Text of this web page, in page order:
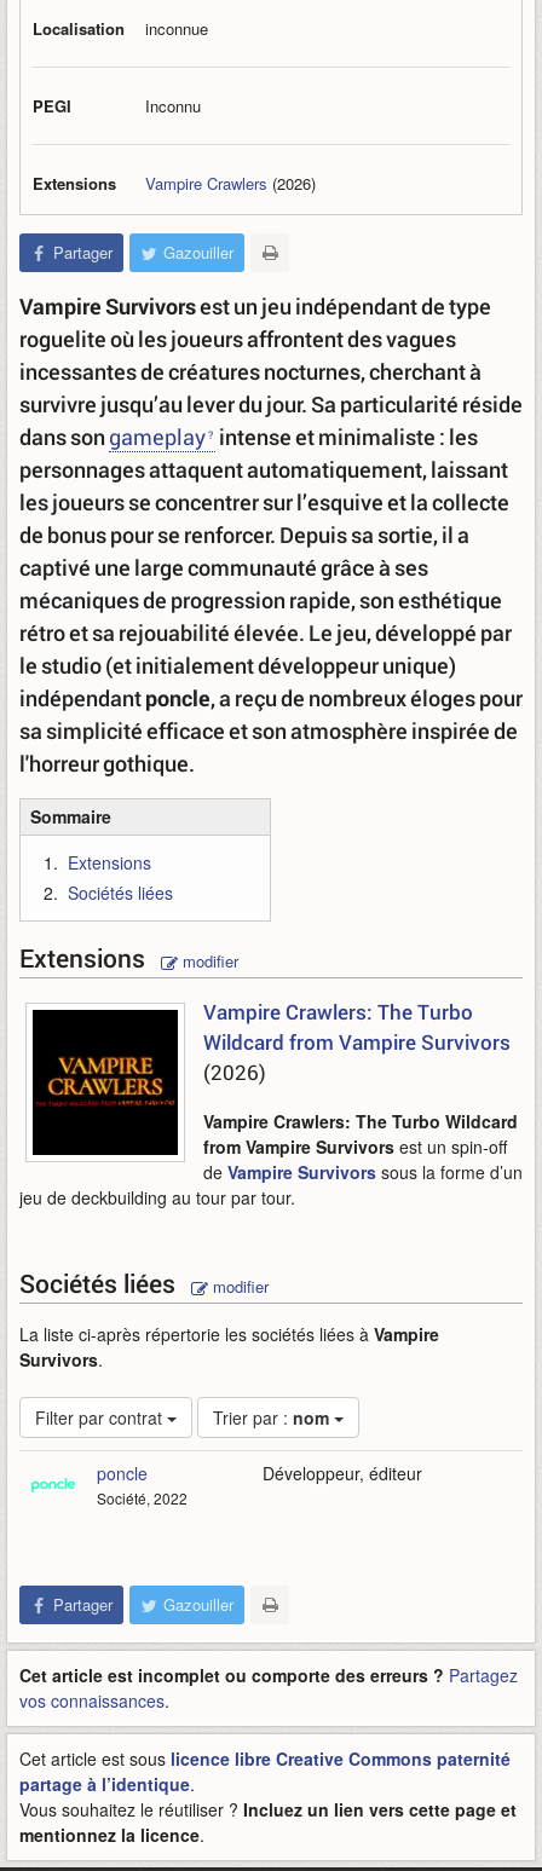
Localisation inconnue
PEGI Inconnu
Extensions Vampire Crawlers (2026)
Partager Gazouiller
Vampire Survivorsest un jeu indépendant de type
roguelite où les joueurs affrontent des vagues
incessantes de créatures nocturnes, cherchant à
survivre jusqu’au lever du jour. Sa particularité réside
dans son gameplay intense et minimaliste : les
personnages attaquent automatiquement, laissant
les joueurs se concentrer sur l’esquive et la collecte
de bonus pour se renforcer. Depuis sa sortie, il a
captivé une large communauté grâce à ses
mécaniques de progression rapide, son esthétique
rétro et sa rejouabilité élevée. Le jeu, développé par
le studio (et initialement développeur unique)
indépendantponcle, a reçu de nombreux éloges pour
sa simplicité efficace et son atmosphère inspirée de
l'horreur gothique.
Sommaire
Extensions
Sociétés liées
Extensions modifier
Vampire Crawlers: The Turbo
Wildcard from Vampire Survivors
(2026)
Vampire Crawlers: The Turbo Wildcard
from Vampire Survivors est un spin-off
de Vampire Survivors sous la forme d’un
jeu de deckbuilding au tour par tour.
Sociétés liées modifier
La liste ci-après répertorie les sociétés liées à Vampire
Survivors.
Filter par contrat Trier par : nom
poncle
Société, 2022
Développeur, éditeur
Partager Gazouiller
Cet article est incomplet ou comporte des erreurs ? Partagez
vos connaissances.
Cet article est sous licence libre Creative Commons paternité
partage à l’identique.
Vous souhaitez le réutiliser ? Incluez un lien vers cette page et
mentionnez la licence.